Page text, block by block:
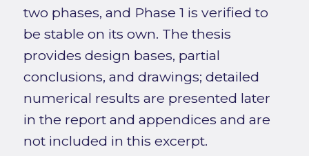
two phases, and Phase 1 is verified to
be stable on its own. The thesis
provides design bases, partial
conclusions, and drawings; detailed
numerical results are presented later
in the report and appendices and are
not included in this excerpt.